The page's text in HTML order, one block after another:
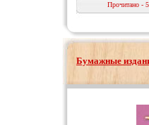
Прочитано -
Бумажные